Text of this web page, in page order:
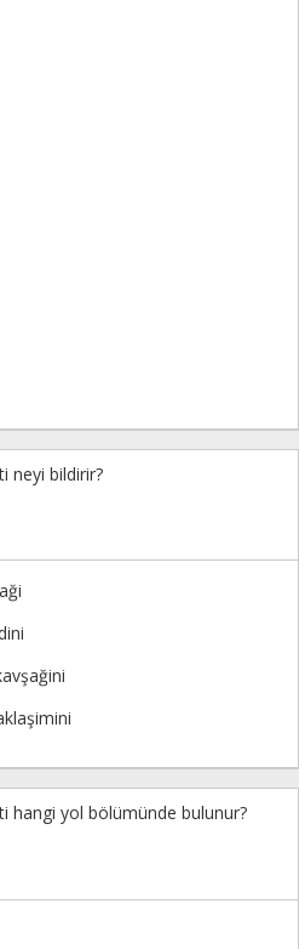
neyi bildirir?
hangi yol bölümünde bulunur?